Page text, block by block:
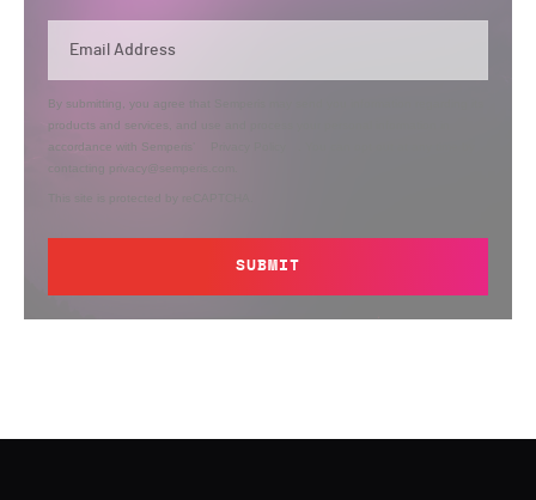
By submitting, you agree that Semperis may send you information regarding its
products and services, and use and process your personal information in
accordance with Semperis’
contacting privacy@semperis.com.
This site is protected by reCAPTCHA.
SUBMIT